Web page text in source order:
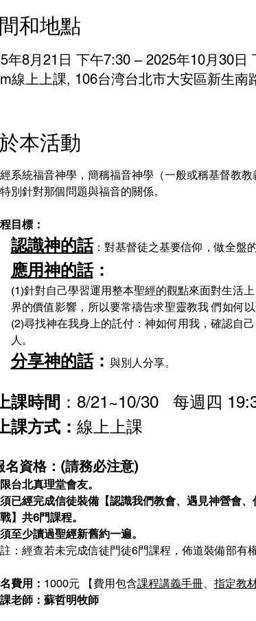
和地點
年8月21日 下午7:30 – 2025年10月30日
線上上課, 106台湾台北市大安區新生南
本活動
系統福音神學，簡稱福音神學（一般或稱基督教
別針對那個問題與福音的關係。
目標：
認識神的話：對基督徒之基要信仰，做全盤
應用神的話：
(1)針對自己學習運用整本聖經的觀點來面對生活
界的價值影響，所以要常禱告求聖靈教我 們如何
(2)尋找神在我身上的託付：神如何用我，確認自
人。
分享神的話： 與別人分享。
課時間 ：8/21~10/30   每週四
課方式： 線上上課
名資格：(請務必注意)
限台北真理堂會友。
須已經完成信徒裝備【認識我們教會、遇見神營會
戰】共6門課程。
須至少讀過聖經新舊約一遍。
註：經查若未完成信徒門徒6門課程，佈道裝備部有
費用： 1000元 【費用包含課程講義手冊、 指定教
老師：蘇哲明牧師